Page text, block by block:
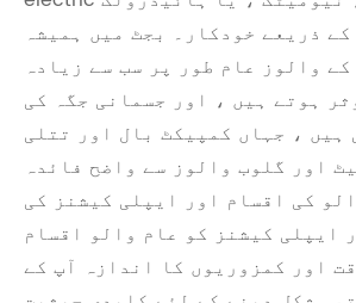
ذریعے خودکار۔ بجٹ میں ہمیشہ
والوز عام طور پر سب سے زیادہ
ہوتے ہیں ، اور جسمانی جگہ کی
ہیں ، جہاں کمپیکٹ بال اور تتلی
اور گلوب والوز سے واضح فائدہ
کی اقسام اور ایپلی کیشنز کی
ایپلی کیشنز کو عام والو اقسام
اور کمزوریوں کا اندازہ آپ کے